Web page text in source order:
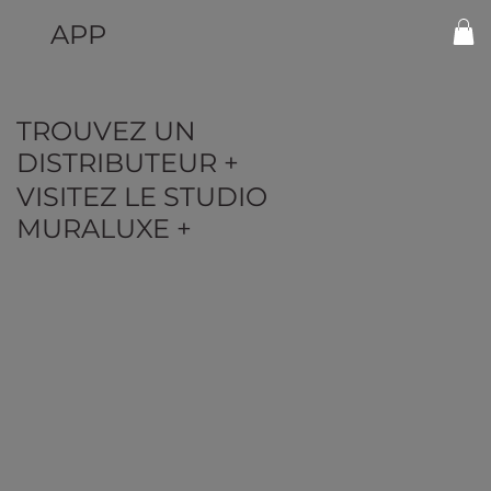
APP
TROUVEZ UN
DISTRIBUTEUR +
VISITEZ LE STUDIO
MURALUXE +